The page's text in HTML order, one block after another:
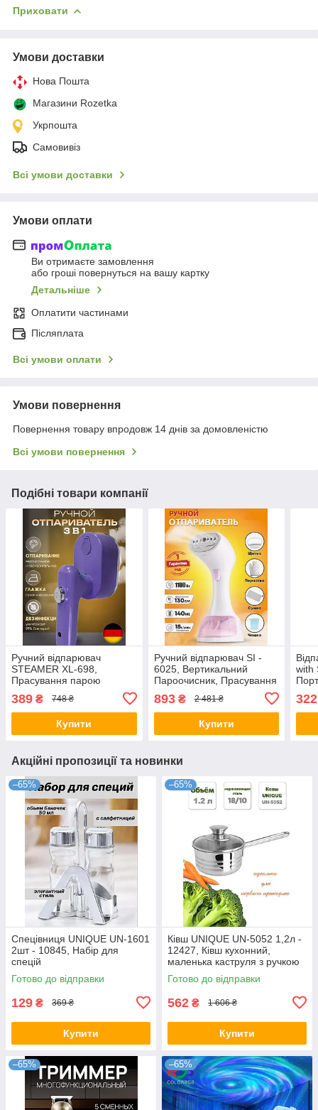
Приховати
Умови доставки
Нова Пошта
Магазини Rozetka
Укрпошта
Самовивіз
Всі умови доставки
Умови оплати
Ви отримаєте замовлення
або гроші повернуться на вашу картку
Детальніше
Оплатити частинами
Післяплата
Всі умови оплати
Умови повернення
Повернення товару впродовж 14 днів за домовленістю
Всі умови повернення
Подібні товари компанії
Ручний відпарювач
STEAMER XL-698,
Прасування парою
389 ₴ 748 ₴
Купити
Ручний відпарювач SI -
6025, Вертикальний
Пароочисник, Прасування
893₴ 2 481 ₴
Купити
with
322
Акційні пропозиції та новинки
–65%
Спецівниця UNIQUE UN-1601
2шт - 10845, Набір для
спецій
Готово до відправки
129 ₴ 369 ₴
Купити
–65%
Ківш UNIQUE UN-5052 1,2л -
12427, Ківш кухонний,
маленька каструля з ручкою
Готово до відправки
562 ₴ 1 606 ₴
Купити
–65% –65%